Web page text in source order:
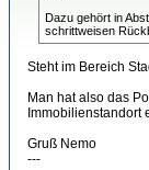
Dazu gehört in
schrittweisen
Steht im Bereich
Man hat also das
Immobilienstandort
Gruß Nemo
---